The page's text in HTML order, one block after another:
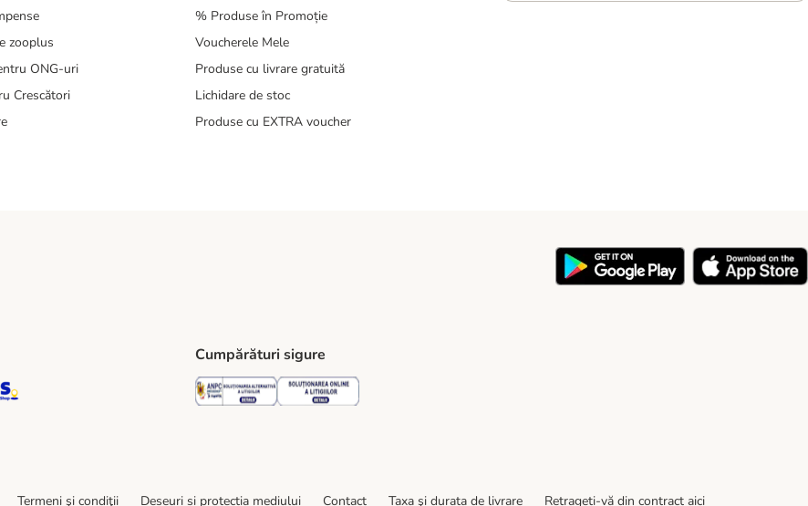
zooplus
ONG-uri
Crescători
% Produse în Promoție
Voucherele Mele
Produse cu livrare gratuită
Lichidare de stoc
Produse cu EXTRA voucher
Method
Locker Shipping Method
GLS Parcel Shop Shipping Method
Cumpărături sigure
Security Security
Termeni şi condiţii Deșeuri și protecția mediului Contact Taxa şi durata de livrare Retrageți-vă din contract aici